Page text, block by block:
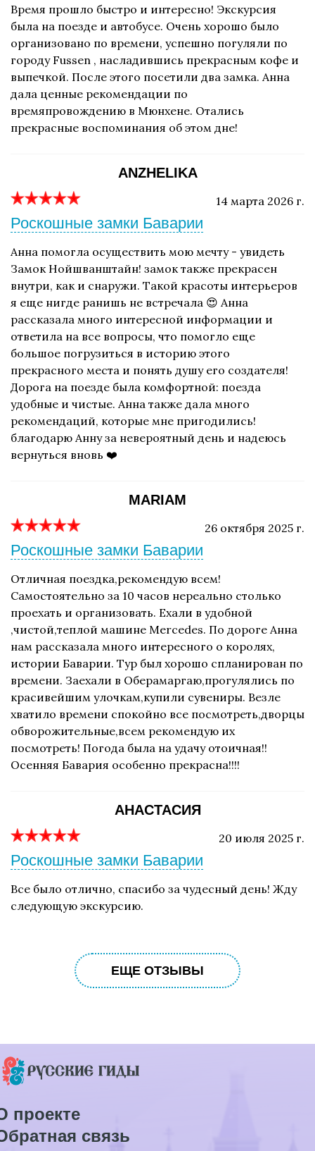
Время прошло быстро и интересно! Экскурсия
была на поезде и автобусе. Очень хорошо было
организовано по времени, успешно погуляли по
городу Fussen , насладившись прекрасным кофе и
выпечкой. После этого посетили два замка. Анна
дала ценные рекомендации по
времяпровождению в Мюнхене. Отались
прекрасные воспоминания об этом дне!
ANZHELIKA
14 марта 2026 г.
Роскошные замки Баварии
Анна помогла осуществить мою мечту - увидеть
Замок Нойшванштайн! замок также прекрасен
внутри, как и снаружи. Такой красоты интерьеров
я еще нигде ранишь не встречала 😍 Анна
рассказала много интересной информации и
ответила на все вопросы, что помогло еще
большое погрузиться в историю этого
прекрасного места и понять душу его создателя!
Дорога на поезде была комфортной: поезда
удобные и чистые. Анна также дала много
рекомендаций, которые мне пригодились!
благодарю Анну за невероятный день и надеюсь
вернуться вновь ❤️
MARIAM
26 октября 2025 г.
Роскошные замки Баварии
Отличная поездка,рекомендую всем!
Самостоятельно за 10 часов нереально столько
проехать и организовать. Ехали в удобной
,чистой,теплой машине Mercedes. По дороге Анна
нам рассказала много интересного о королях,
истории Баварии. Тур был хорошо спланирован по
времени. Заехали в Оберамаргаю,прогулялись по
красивейшим улочкам,купили сувениры. Везле
хватило времени спокойно все посмотреть,дворцы
обворожительные,всем рекомендую их
посмотреть! Погода была на удачу отоичная!!
Осенняя Бавария особенно прекрасна!!!!
АНАСТАСИЯ
20 июля 2025 г.
Роскошные замки Баварии
Все было отлично, спасибо за чудесный день! Жду
следующую экскурсию.
ЕЩЕ ОТЗЫВЫ
проекте
связь